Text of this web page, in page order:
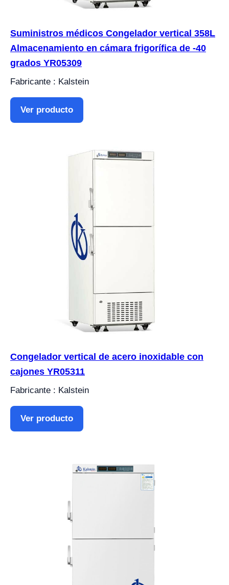
Suministros médicos Congelador vertical 358L
Almacenamiento en cámara frigorífica de -40
grados YR05309
Fabricante : Kalstein
Ver producto
Congelador vertical de acero inoxidable con
cajones YR05311
Fabricante : Kalstein
Ver producto